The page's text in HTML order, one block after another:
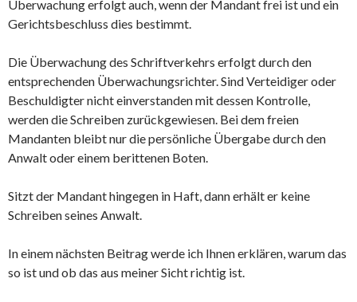
Überwachung erfolgt auch, wenn der Mandant frei ist und ein
Gerichtsbeschluss dies bestimmt.
Die Überwachung des Schriftverkehrs erfolgt durch den
entsprechenden Überwachungsrichter. Sind Verteidiger oder
Beschuldigter nicht einverstanden mit dessen Kontrolle,
werden die Schreiben zurückgewiesen. Bei dem freien
Mandanten bleibt nur die persönliche Übergabe durch den
Anwalt oder einem berittenen Boten.
Sitzt der Mandant hingegen in Haft, dann erhält er keine
Schreiben seines Anwalt.
In einem nächsten Beitrag werde ich Ihnen erklären, warum das
so ist und ob das aus meiner Sicht richtig ist.